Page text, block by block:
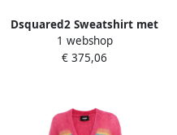
Dsquared2 Sweatshirt met
logo Pink Dames
1 webshop
€ 375,06